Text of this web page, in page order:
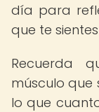
día para
que te
Recuerda
músculo
lo que